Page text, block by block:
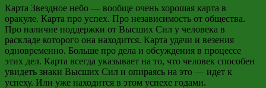
Карта Звездное небо — вообще очень хорошая карта в
оракуле. Карта про успех. Про независимость от общества.
Про наличие поддержки от Высших Сил у человека в
раскладе которого она находится. Карта удачи и везения
одновременно. Больше про дела и обсуждения в процессе
этих дел. Карта всегда указывает на то, что человек способен
увидеть знаки Высших Сил и опираясь на это — идет к
успеху. Или уже находится в этом успехе годами.